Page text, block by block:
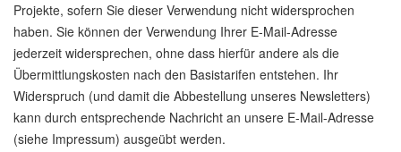
Projekte, sofern Sie dieser Verwendung nicht widersprochen
haben. Sie können der Verwendung Ihrer E-Mail-Adresse
jederzeit widersprechen, ohne dass hierfür andere als die
Übermittlungskosten nach den Basistarifen entstehen. Ihr
Widerspruch (und damit die Abbestellung unseres Newsletters)
kann durch entsprechende Nachricht an unsere E-Mail-Adresse
(siehe Impressum) ausgeübt werden.